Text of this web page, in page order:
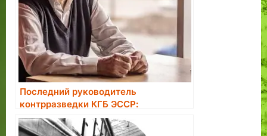
Последний руководитель
контрразведки КГБ ЭССР:
большинство завербованных в
агенты считали это большой честью